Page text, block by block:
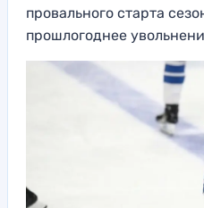
провального старта
прошлогоднее